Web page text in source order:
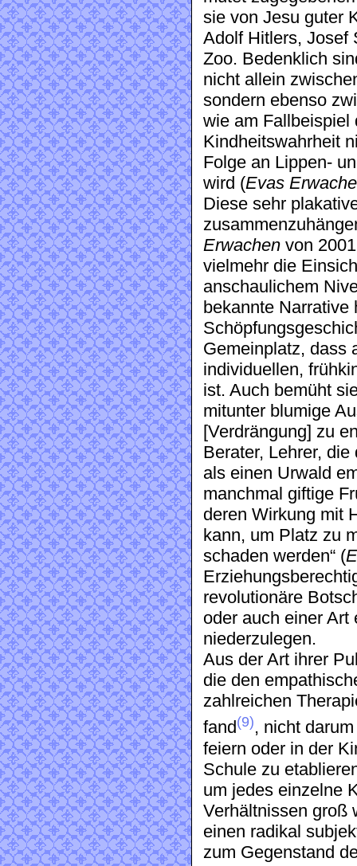
sie von Jesu guter
Adolf Hitlers, Josef
Zoo. Bedenklich
nicht allein
sondern ebenso
wie am Fallbeispiel
Kindheitswahrheit
Folge an Lippen-
wird (Evas
Diese sehr
Erwachen von
vielmehr die
anschaulichem
bekannte
Gemeinplatz, dass
individuellen,
ist. Auch bemüht
mitunter blumige
[Verdrängung] zu
Berater, Lehrer,
als einen Urwald
manchmal giftige
deren Wirkung mit
kann, um Platz zu
schaden werden“ (
revolutionäre
oder auch einer
niederzulegen.
Aus der Art ihrer
die den
zahlreichen
fand (9), nicht
feiern oder in der
Schule zu
um jedes einzelne
Verhältnissen groß
einen radikal
zum Gegenstand